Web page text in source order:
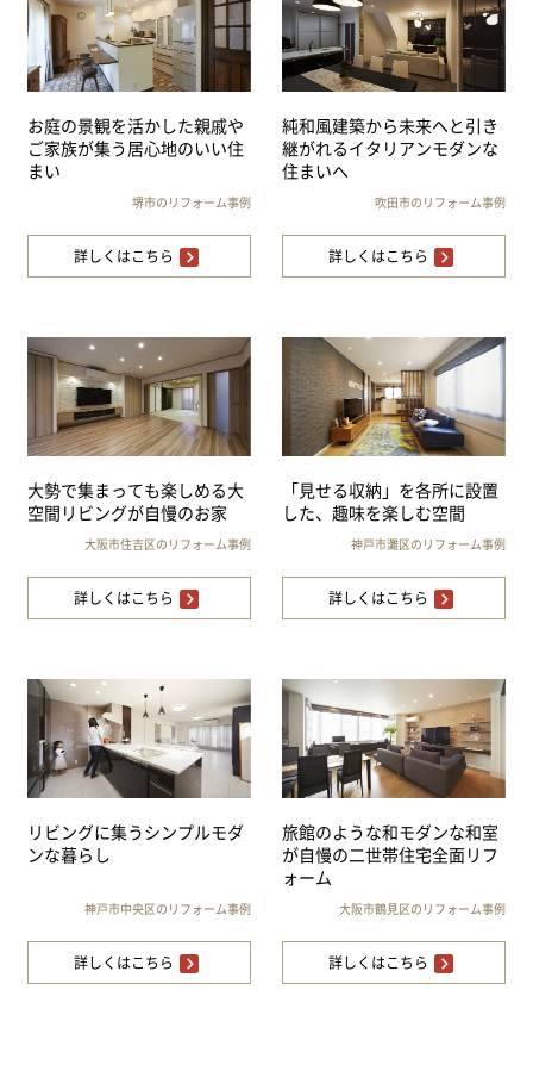
お庭の景観を活かした親戚や
ご家族が集う居心地のいい住
まい
堺市のリフォーム事例
詳しくはこちら
純和風建築から未来へと引き
継がれるイタリアンモダンな
住まいへ
吹田市のリフォーム事例
詳しくはこちら
大勢で集まっても楽しめる大
空間リビングが自慢のお家
大阪市住吉区のリフォーム事例
詳しくはこちら
「見せる収納」を各所に設置
した、趣味を楽しむ空間
神戸市灘区のリフォーム事例
詳しくはこちら
リビングに集うシンプルモダ
ンな暮らし
神戸市中央区のリフォーム事例
詳しくはこちら
旅館のような和モダンな和室
が自慢の二世帯住宅全面リフ
ォーム
大阪市鶴見区のリフォーム事例
詳しくはこちら